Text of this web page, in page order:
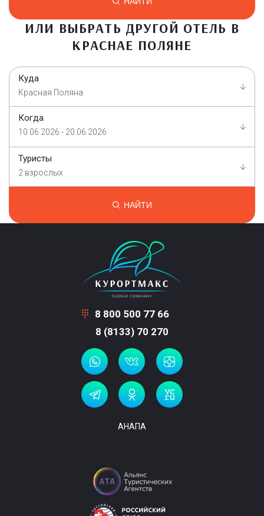
ИЛИ ВЫБРАТЬ ДРУГОЙ ОТЕЛЬ В
КРАСНАЕ ПОЛЯНЕ
Куда
Красная Поляна
Когда
10.06.2026 - 20.06.2026
Туристы
2 взрослых
НАЙТИ
8 800 500 77 66
8 (8133) 70 270
АНАПА